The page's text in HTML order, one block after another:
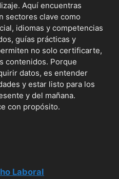
Aquí encuentras
sectores clave como
idiomas y competencias
guías prácticas y
no solo certificarte,
contenidos. Porque
datos, es entender
y estar listo para los
y del mañana.
con propósito.
Laboral